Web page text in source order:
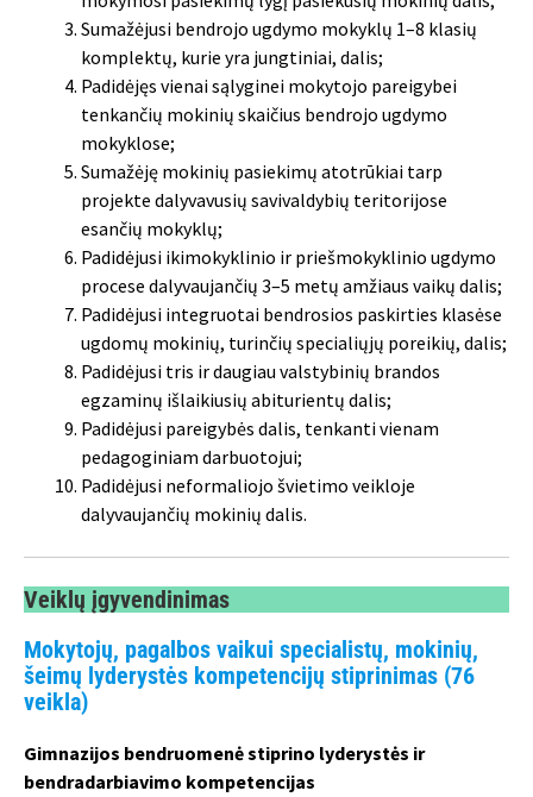
Sumažėjusi bendrojo ugdymo mokyklų 1–8 klasių
komplektų, kurie yra jungtiniai, dalis;
Padidėjęs vienai sąlyginei mokytojo pareigybei
tenkančių mokinių skaičius bendrojo ugdymo
mokyklose;
Sumažėję mokinių pasiekimų atotrūkiai tarp
projekte dalyvavusių savivaldybių teritorijose
esančių mokyklų;
Padidėjusi ikimokyklinio ir priešmokyklinio ugdymo
procese dalyvaujančių 3–5 metų amžiaus vaikų dalis;
Padidėjusi integruotai bendrosios paskirties klasėse
ugdomų mokinių, turinčių specialiųjų poreikių, dalis;
Padidėjusi tris ir daugiau valstybinių brandos
egzaminų išlaikiusių abiturientų dalis;
Padidėjusi pareigybės dalis, tenkanti vienam
pedagoginiam darbuotojui;
Padidėjusi neformaliojo švietimo veikloje
dalyvaujančių mokinių dalis.
Veiklų įgyvendinimas
Mokytojų, pagalbos vaikui specialistų, mokinių,
šeimų lyderystės kompetencijų stiprinimas (76
veikla)
Gimnazijos bendruomenė stiprino lyderystės ir
bendradarbiavimo kompetencijas